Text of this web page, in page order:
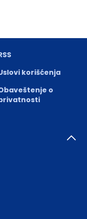
korišćenja
o